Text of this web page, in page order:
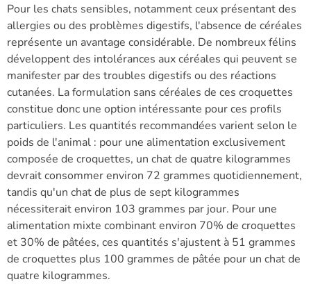
Pour les chats sensibles, notamment ceux présentant des
allergies ou des problèmes digestifs, l'absence de céréales
représente un avantage considérable. De nombreux félins
développent des intolérances aux céréales qui peuvent se
manifester par des troubles digestifs ou des réactions
cutanées. La formulation sans céréales de ces croquettes
constitue donc une option intéressante pour ces profils
particuliers. Les quantités recommandées varient selon le
poids de l'animal : pour une alimentation exclusivement
composée de croquettes, un chat de quatre kilogrammes
devrait consommer environ 72 grammes quotidiennement,
tandis qu'un chat de plus de sept kilogrammes
nécessiterait environ 103 grammes par jour. Pour une
alimentation mixte combinant environ 70% de croquettes
et 30% de pâtées, ces quantités s'ajustent à 51 grammes
de croquettes plus 100 grammes de pâtée pour un chat de
quatre kilogrammes.